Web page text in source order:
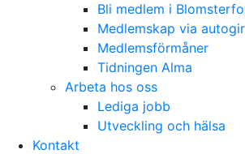
Bli medlem i
Medlemskap via
Medlemsförmåner
Tidningen Alma
Arbeta hos oss
Lediga jobb
Utveckling och hälsa
Kontakt